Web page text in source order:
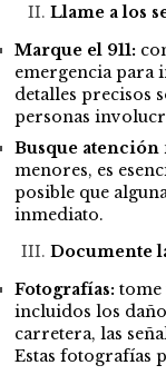
Llame a los
Marque el 911:
emergencia para
detalles precisos
personas
Busque atención
menores, es
posible que
inmediato.
Documente
Fotografías: tome
incluidos los
carretera, las
Estas fotografías